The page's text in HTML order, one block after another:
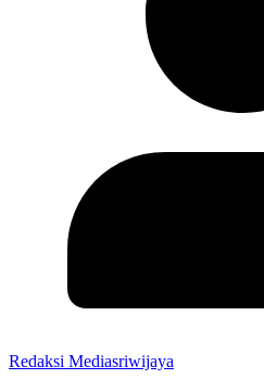
Redaksi Mediasriwijaya